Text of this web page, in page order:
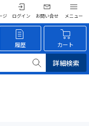
ジ ログイン お問い合せ
履歴 カート
詳細検索